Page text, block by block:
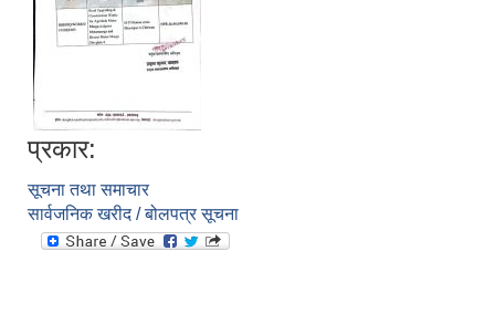
प्रकार:
सूचना तथा समाचार
सार्वजनिक खरीद / बोलपत्र सूचना